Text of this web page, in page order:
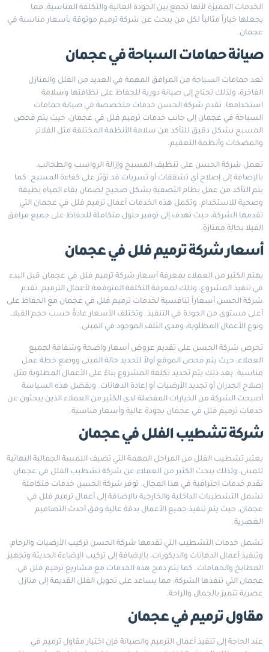
الخدمات المميزة لأنها تجمع بين الجودة العالية والتكلفة المناسبة، مما
يجعلها خياراً مثالياً لكل من يبحث عن شركة ترميم موثوقة بأسعار مناسبة في
عجمان.
صيانة حمامات السباحة في عجمان
تعد حمامات السباحة من المرافق المهمة في العديد من الفلل والمنازل
الفاخرة، ولذلك تحتاج إلى صيانة دورية للحفاظ على نظافتها وسلامة
استخدامها. تقدم شركة الحسن خدمات متخصصة في صيانة حمامات
السباحة في عجمان إلى جانب خدمات ترميم فلل في عجمان، حيث يتم فحص
المسبح بشكل دقيق للتأكد من سلامة الأنظمة المختلفة مثل الفلاتر
والمضخات وأنظمة التعقيم.
تعمل شركة الحسن على تنظيف المسبح وإزالة الرواسب والطحالب،
بالإضافة إلى إصلاح أي تشققات أو تسربات قد تؤثر على كفاءة المسبح. كما
يتم التأكد من عمل نظام التصفية بشكل صحيح لضمان بقاء المياه نظيفة
وصحية للاستخدام. وتكمل هذه الخدمات أعمال ترميم فلل في عجمان التي
تقدمها الشركة، حيث تهدف إلى توفير حلول متكاملة للحفاظ على جميع مرافق
الفيلا بحالة ممتازة.
أسعار شركة ترميم فلل في عجمان
يهتم الكثير من العملاء بمعرفة أسعار شركة ترميم فلل في عجمان قبل البدء
في تنفيذ المشروع، وذلك لمعرفة التكلفة المتوقعة لأعمال الترميم. تقدم
شركة الحسن أسعاراً تنافسية لخدمات ترميم فلل في عجمان مع الحفاظ على
أعلى مستوى من الجودة في التنفيذ. وتختلف الأسعار عادةً حسب حجم الفيلا،
ونوع الأعمال المطلوبة، ومدى التلف الموجود في المبنى.
تحرص شركة الحسن على تقديم عروض أسعار واضحة وشفافة لجميع
العملاء، حيث يتم فحص الموقع أولاً لتحديد حالة المبنى ووضع خطة عمل
مناسبة. بعد ذلك يتم تحديد تكلفة المشروع بناءً على الأعمال المطلوبة مثل
إصلاح الجدران أو تجديد الأرضيات أو إعادة الدهانات. وبفضل هذه السياسة
أصبحت الشركة من الخيارات المفضلة لدى الكثير من العملاء الذين يبحثون عن
خدمات ترميم فلل في عجمان بجودة عالية وأسعار مناسبة.
شركة تشطيب الفلل في عجمان
يعتبر تشطيب الفلل من المراحل المهمة التي تضيف اللمسة الجمالية النهائية
للمبنى، ولذلك يبحث الكثير من العملاء عن شركة تشطيب الفلل في عجمان
تقدم خدمات احترافية في هذا المجال. توفر شركة الحسن خدمات متكاملة
تشمل التشطيبات الداخلية والخارجية بالإضافة إلى أعمال ترميم فلل في
عجمان، حيث يتم تنفيذ جميع الأعمال بدقة عالية وفق أحدث التصاميم
العصرية.
تشمل خدمات التشطيب التي تقدمها شركة الحسن تركيب الأرضيات والرخام،
وتنفيذ أعمال الدهانات والديكورات، بالإضافة إلى تركيب الإضاءة الحديثة وتجهيز
المطابخ والحمامات. كما يتم دمج هذه الخدمات مع مشاريع ترميم فلل في
عجمان التي تنفذها الشركة، مما يساعد على تحويل الفلل القديمة إلى منازل
عصرية تتميز بالجمال والراحة.
مقاول ترميم في عجمان
عند الحاجة إلى تنفيذ أعمال الترميم والصيانة فإن اختيار مقاول ترميم في